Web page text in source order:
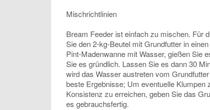
Mischrichtlinien
Bream Feeder ist einfach zu mischen. Für
Sie den 2-kg-Beutel mit Grundfutter in
Pint-Madenwanne mit Wasser, gießen Sie
Sie es gründlich. Lassen Sie es dann 30
wird das Wasser austreten vom
beste Ergebnisse; Um eventuelle Klumpen
Konsistenz zu erreichen, geben Sie das
es gebrauchsfertig.